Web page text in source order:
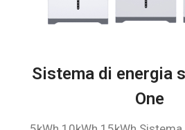
Sistema di energia
One